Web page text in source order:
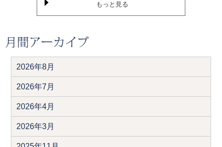
もっと見る
2026年8月
2026年7月
2026年4月
2026年3月